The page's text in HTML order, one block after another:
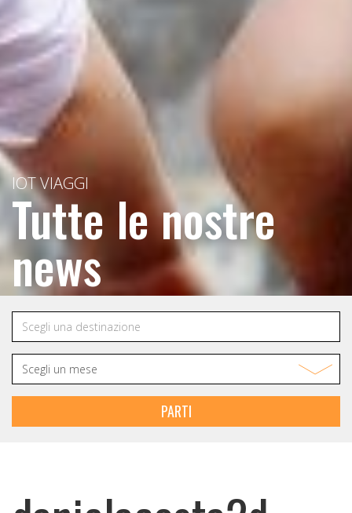
IOT VIAGGI
Tutte le nostre
news
PARTI